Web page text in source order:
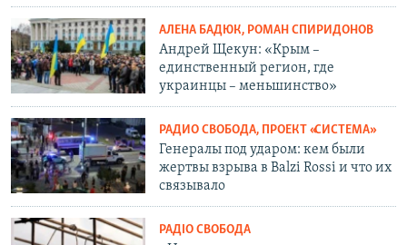
АЛЕНА БАДЮК, РОМАН СПИРИДОНОВ
Андрей Щекун: «Крым –
единственный регион, где
украинцы – меньшинство»
РАДИО СВОБОДА, ПРОЕКТ «СИСТЕМА»
Генералы под ударом: кем были
жертвы взрыва в Balzi Rossi и что их
связывало
РАДІО СВОБОДА